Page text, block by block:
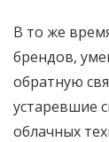
В то же
брендов,
обратную
устаревшие
облачных